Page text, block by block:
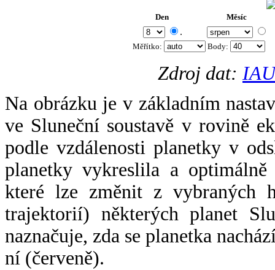
Den Měsíc
.
Měřítko: Body:
Zdroj dat:
Na obrázku je v základním
ve Sluneční soustavě v rovině
podle vzdálenosti planetky v
planetky vykreslila a
které lze změnit z vybraných
trajektorií) některých planet
naznačuje, zda se planetka
ní (červeně).